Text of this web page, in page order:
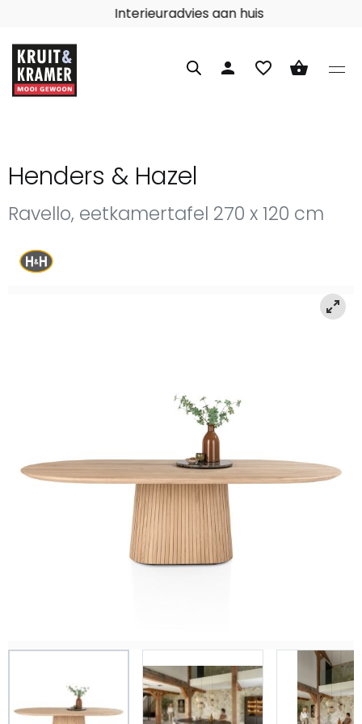
Interieuradvies aan huis
person favorite_border shopping_basket
Henders & Hazel
Ravello, eetkamertafel 270 x 120 cm